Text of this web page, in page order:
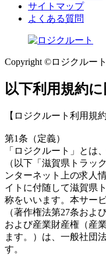
サイトマップ
よくある質問
Copyright ©ロジクルー
以下利用規約
【ロジクルート利用規約
第1条（定義）
「ロジクルート」とは
（以下「滋賀県トラッ
ンターネット上の求人
イトに付随して滋賀県
称をいいます。本サー
（著作権法第27条およ
および産業財産権（産
ます。）は、一般社団
す。